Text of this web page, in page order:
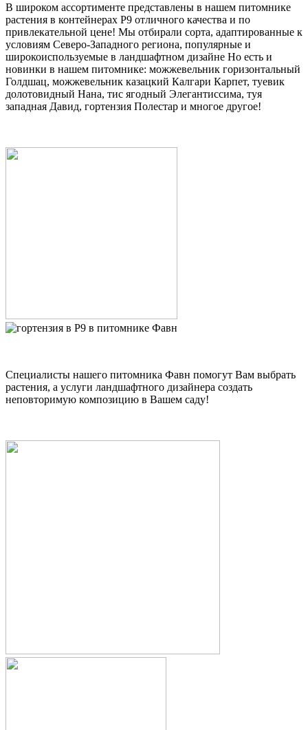
В широком ассортименте представлены в нашем питомнике
растения в контейнерах Р9 отличного качества и по
привлекательной цене! Мы отбирали сорта, адаптированные к
условиям Северо-Западного региона, популярные и
широкоиспользуемые в ландшафтном дизайне Но есть и
новинки в нашем питомнике: можжевельник горизонтальный
Голдшац, можжевельник казацкий Калгари Карпет, туевик
долотовидный Нана, тис ягодный Элегантиссима, туя
западная Давид, гортензия Полестар и многое другое!
Специалисты нашего питомника Фавн помогут Вам выбрать
растения, а услуги ландшафтного дизайнера создать
неповторимую композицию в Вашем саду!